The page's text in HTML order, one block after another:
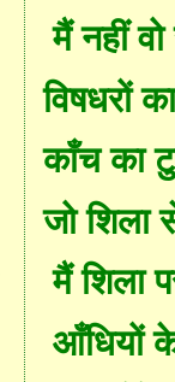
मैं नहीं वो
विषधरों
काँच का
जो शिला
मैं शिला
आँधियों